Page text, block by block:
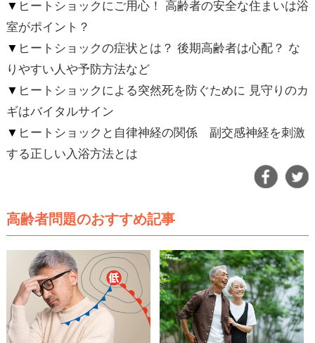
▼ ヒートショックにご用心！ 高齢者の安全な住まいは浴
室がポイント？
▼ ヒートショックの症状とは？ 後期高齢者は心配？ な
りやすい人や予防方法など
▼ ヒートショックによる突然死を防ぐために 見守りのカ
ギはバイタルサイン
▼ ヒートショックと自律神経の関係 副交感神経を刺激
する正しい入浴方法とは
高齢者問題のおすすめ記事